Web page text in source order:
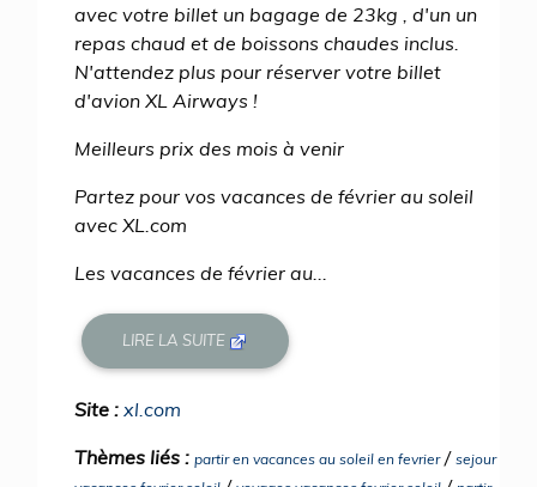
avec votre billet un bagage de 23kg , d'un un
repas chaud et de boissons chaudes inclus.
N'attendez plus pour réserver votre billet
d'avion XL Airways !
Meilleurs prix des mois à venir
Partez pour vos vacances de février au soleil
avec XL.com
Les vacances de février au...
LIRE LA SUITE
Site : xl.com
Thèmes liés : partir en vacances au soleil en fevrier/ sejour